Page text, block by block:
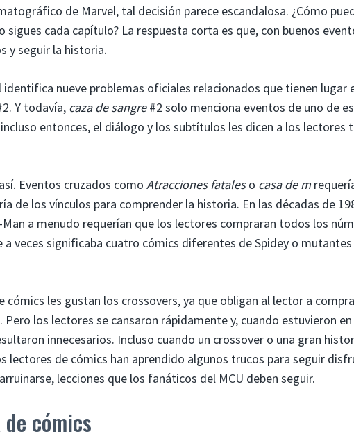
de Marvel, tal decisión parece escandalosa. ¿Cómo
cada capítulo? La respuesta corta es que, con buenos
y seguir la historia.
nueve problemas oficiales relacionados que tienen lugar
Y todavía, caza de sangre#2 solo menciona eventos de uno de
incluso entonces, el diálogo y los subtítulos les dicen a los lectores
Eventos cruzados como Atracciones fataleso casa de m
de los vínculos para comprender la historia. En las décadas de
a menudo requerían que los lectores compraran todos los
a veces significaba cuatro cómics diferentes de Spidey o mutantes
cómics les gustan los crossovers, ya que obligan al lector a
los lectores se cansaron rápidamente y, cuando estuvieron
innecesarios. Incluso cuando un crossover o una gran
lectores de cómics han aprendido algunos trucos para seguir
lecciones que los fanáticos del MCU deben seguir.
cómics